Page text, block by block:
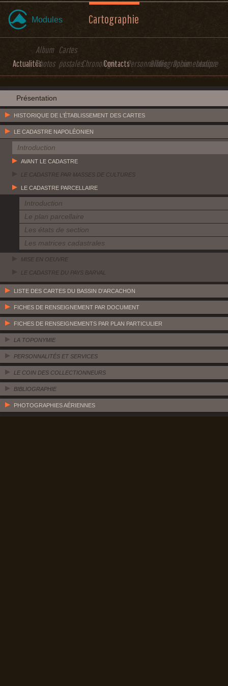
Modules Cartographie
Actualités
Album
Photos
Cartes
postalesChronologieContactsPersonnalitésBibliographieDocumentation
Lexique
Présentation
HISTORIQUE DE L'ÉTABLISSEMENT DES CARTES
LE CADASTRE NAPOLÉONIEN
Introduction
AVANT LE CADASTRE
LE CADASTRE PAR MASSES DE CULTURES
LE CADASTRE PARCELLAIRE
Introduction
Le plan parcellaire
Les états de section
Les matrices cadastrales
MISE EN OEUVRE
LE CADASTRE DU PAYS BARVAL
LISTE DES CARTES DU BASSIN D'ARCACHON
FICHES DE RENSEIGNEMENT PAR DOCUMENT
FICHES DE RENSEIGNEMENTS PAR PLAN PARTICULIER
LA TOPONYMIE
PERSONNALITÉS ET SERVICES
LE COIN DES COLLECTIONNEURS
BIBLIOGRAPHIE
PHOTOGRAPHIES AÉRIENNES